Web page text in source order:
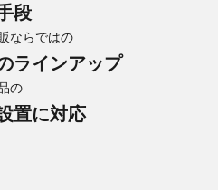
段
ならではの
ラインアップ
の
置に対応